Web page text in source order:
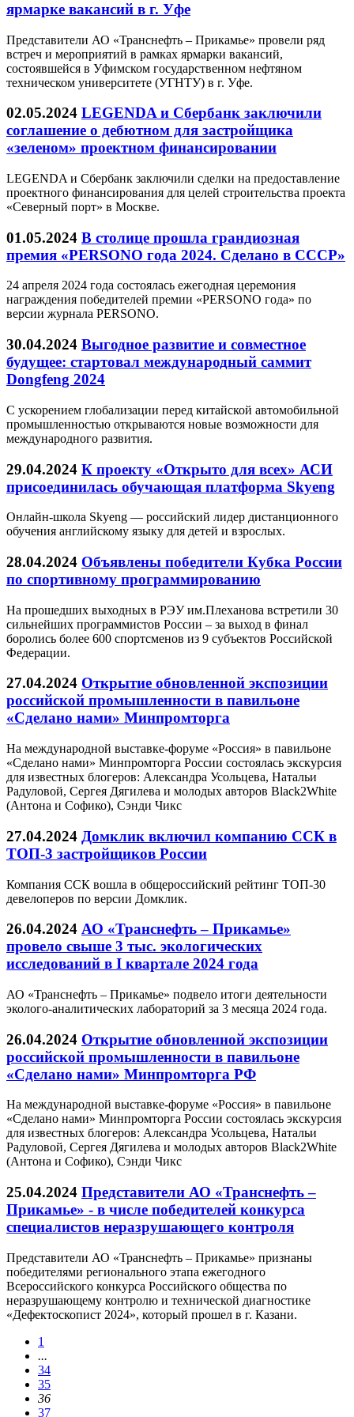
ярмарке вакансий в г. Уфе
Представители АО «Транснефть – Прикамье» провели ряд
встреч и мероприятий в рамках ярмарки вакансий,
состоявшейся в Уфимском государственном нефтяном
техническом университете (УГНТУ) в г. Уфе.
02.05.2024 LEGENDA и Cбербанк заключили
соглашение о дебютном для застройщика
«зеленом» проектном финансировании
LEGENDA и Сбербанк заключили сделки на предоставление
проектного финансирования для целей строительства проекта
«Северный порт» в Москве.
01.05.2024 В столице прошла грандиозная
премия «PERSONO года 2024. Сделано в СССР»
24 апреля 2024 года состоялась ежегодная церемония
награждения победителей премии «PERSONO года» по
версии журнала PERSONO.
30.04.2024 Выгодное развитие и совместное
будущее: стартовал международный саммит
Dongfeng 2024
С ускорением глобализации перед китайской автомобильной
промышленностью открываются новые возможности для
международного развития.
29.04.2024 К проекту «Открыто для всех» АСИ
присоединилась обучающая платформа Skyeng
Онлайн-школа Skyeng — российский лидер дистанционного
обучения английскому языку для детей и взрослых.
28.04.2024 Объявлены победители Кубка России
по спортивному программированию
На прошедших выходных в РЭУ им.Плеханова встретили 30
сильнейших программистов России – за выход в финал
боролись более 600 спортсменов из 9 субъектов Российской
Федерации.
27.04.2024 Открытие обновленной экспозиции
российской промышленности в павильоне
«Сделано нами» Минпромторга
На международной выставке-форуме «Россия» в павильоне
«Сделано нами» Минпромторга России состоялась экскурсия
для известных блогеров: Александра Усольцева, Натальи
Радуловой, Сергея Дягилева и молодых авторов Black2White
(Антона и Софико), Сэнди Чикс
27.04.2024 Домклик включил компанию ССК в
ТОП-3 застройщиков России
Компания ССК вошла в общероссийский рейтинг ТОП-30
девелоперов по версии Домклик.
26.04.2024 АО «Транснефть – Прикамье»
провело свыше 3 тыс. экологических
исследований в I квартале 2024 года
АО «Транснефть – Прикамье» подвело итоги деятельности
эколого-аналитических лабораторий за 3 месяца 2024 года.
26.04.2024 Открытие обновленной экспозиции
российской промышленности в павильоне
«Сделано нами» Минпромторга РФ
На международной выставке-форуме «Россия» в павильоне
«Сделано нами» Минпромторга России состоялась экскурсия
для известных блогеров: Александра Усольцева, Натальи
Радуловой, Сергея Дягилева и молодых авторов Black2White
(Антона и Софико), Сэнди Чикс
25.04.2024 Представители АО «Транснефть –
Прикамье» - в числе победителей конкурса
специалистов неразрушающего контроля
Представители АО «Транснефть – Прикамье» признаны
победителями регионального этапа ежегодного
Всероссийского конкурса Российского общества по
неразрушающему контролю и технической диагностике
«Дефектоскопист 2024», который прошел в г. Казани.
1
...
34
35
36
37